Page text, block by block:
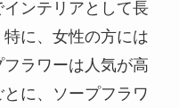
ンテリアとして長
に、女性の方には
ラワーは人気が高
に、ソープフラワ